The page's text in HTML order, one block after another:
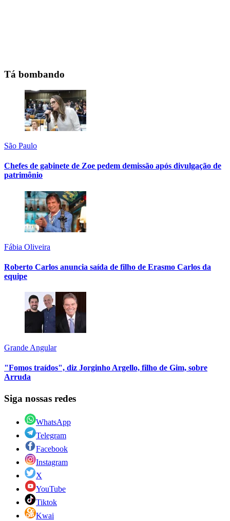
Tá bombando
São Paulo
Chefes de gabinete de Zoe pedem demissão após divulgação de
patrimônio
Fábia Oliveira
Roberto Carlos anuncia saída de filho de Erasmo Carlos da
equipe
Grande Angular
"Fomos traídos", diz Jorginho Argello, filho de Gim, sobre
Arruda
Siga nossas redes
WhatsApp
Telegram
Facebook
Instagram
X
YouTube
Tiktok
Kwai